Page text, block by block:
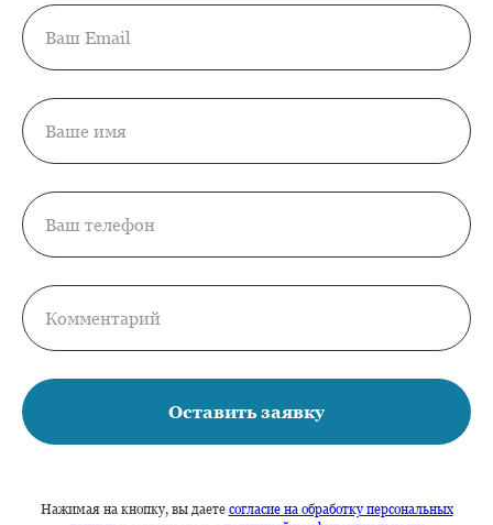
Оставить заявку
Нажимая на кнопку, вы даете согласие на обработку персональных